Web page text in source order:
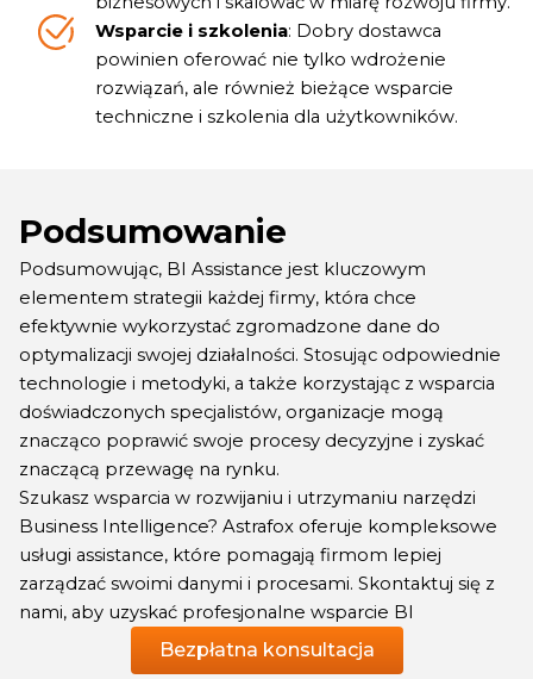
Wsparcie i szkolenia: Dobry dostawca
powinien oferować nie tylko wdrożenie
rozwiązań, ale również bieżące wsparcie
techniczne i szkolenia dla użytkowników.
Podsumowanie
Podsumowując, BI Assistance jest kluczowym
elementem strategii każdej firmy, która chce
efektywnie wykorzystać zgromadzone dane do
optymalizacji swojej działalności. Stosując odpowiednie
technologie i metodyki, a także korzystając z wsparcia
doświadczonych specjalistów, organizacje mogą
znacząco poprawić swoje procesy decyzyjne i zyskać
znaczącą przewagę na rynku.
Szukasz wsparcia w rozwijaniu i utrzymaniu narzędzi
Business Intelligence? Astrafox oferuje kompleksowe
usługi assistance, które pomagają firmom lepiej
zarządzać swoimi danymi i procesami. Skontaktuj się z
nami, aby uzyskać profesjonalne wsparcie BI
Bezpłatna konsultacja